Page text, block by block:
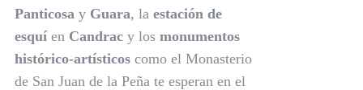
Panticosa y Guara, la estación de
esquí en Candrac y los monumentos
histórico-artísticos como el Monasterio
de San Juan de la Peña te esperan en el